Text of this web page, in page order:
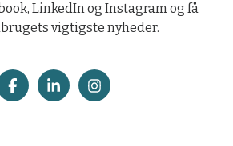
LinkedIn og Instagram og få
vigtigste nyheder.